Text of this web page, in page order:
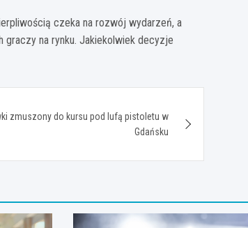
czeka na rozwój wydarzeń, a
graczy na rynku. Jakiekolwiek decyzje
zmuszony do kursu pod lufą pistoletu w
Gdańsku